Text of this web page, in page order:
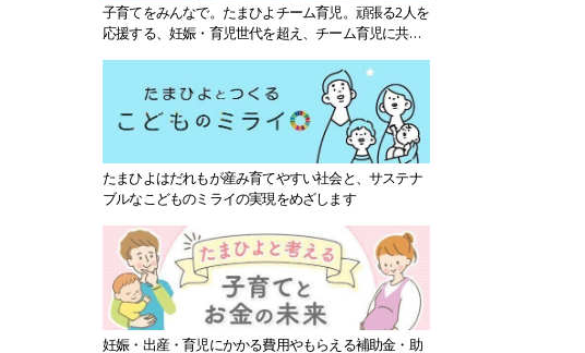
子育てをみんなで。たまひよチーム育児。頑張る2人を
応援する、妊娠・育児世代を超え、チーム育児に共感
たまひよはだれもが産み育てやすい社会と、サステナ
ブルなこどものミライの実現をめざします
妊娠・出産・育児にかかる費用やもらえる補助金・助